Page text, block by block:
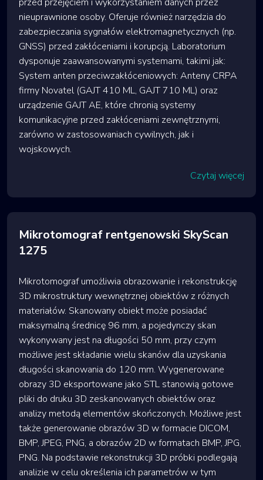
nieuprawnione osoby. Oferuje również narzędzia do
zabezpieczania sygnałów elektromagnetycznych (np.
GNSS) przed zakłóceniami i korupcją. Laboratorium
dysponuje zaawansowanymi systemami, takimi jak:
System anten przeciwzakłóceniowych: Anteny CRPA
firmy Novatel (GAJT 410 ML, GAJT 710 ML) oraz
urządzenie GAJT AE, które chronią systemy
komunikacyjne przed zakłóceniami zewnętrznymi,
zarówno w zastosowaniach cywilnych, jak i
wojskowych.
Czytaj więcej
Mikrotomograf rentgenowski SkyScan
1275
Mikrotomograf umożliwia obrazowanie i rekonstrukcję
3D mikrostruktury wewnętrznej obiektów z różnych
materiałów. Skanowany obiekt może posiadać
maksymalną średnicę 96 mm, a pojedynczy skan
wykonywany jest na długości 50 mm, przy czym
możliwe jest składanie wielu skanów dla uzyskania
długości skanowania do 120 mm. Wygenerowane
obrazy 3D eksportowane jako STL stanowią gotowe
pliki do druku 3D zeskanowanych obiektów oraz
analizy metodą elementów skończonych. Możliwe jest
także generowanie obrazów 3D w formacie DICOM,
BMP, JPEG, PNG, a obrazów 2D w formatach BMP, JPG,
PNG. Na podstawie rekonstrukcji 3D próbki podlegają
analizie w celu określenia ich parametrów w tym